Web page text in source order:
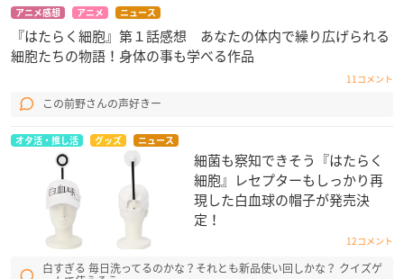
アニメ感想 アニメ ニュース
『はたらく細胞』第１話感想 あなたの体内で繰り広げられる
細胞たちの物語！身体の事も学べる作品
11コメント
この前野さんの声好きー
オタ活・推し活 グッズ ニュース
細菌も察知できそう『はたらく
細胞』レセプターもしっかり再
現した白血球の帽子が発売決
定！
12コメント
白すぎる 毎日洗ってるのかな？それとも新品使い回しかな？ クイズゲ